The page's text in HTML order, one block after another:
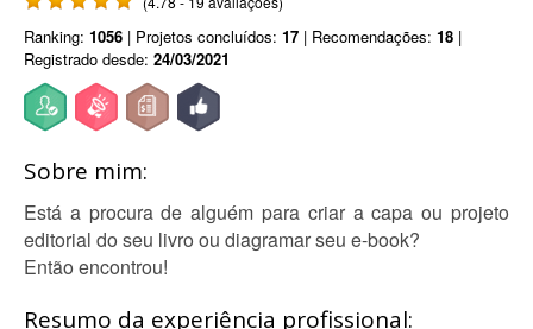
Ranking: 1056 | Projetos concluídos: 17 | Recomendações: 18 |
Registrado desde: 24/03/2021
Sobre mim:
Está a procura de alguém para criar a capa ou projeto
editorial do seu livro ou diagramar seu e-book?
Então encontrou!
Resumo da experiência profissional: